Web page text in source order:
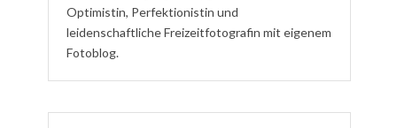
Optimistin, Perfektionistin und
leidenschaftlicheFreizeitfotografin mit eigenem
Fotoblog.